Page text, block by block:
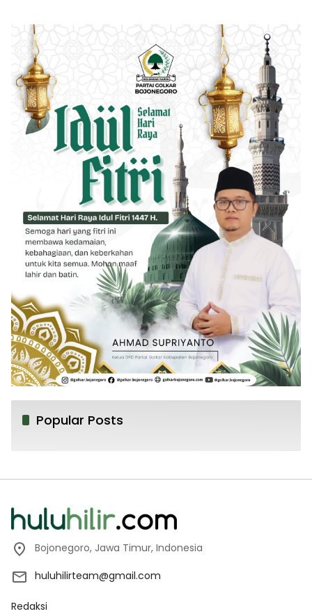
Popular Posts
Bojonegoro, Jawa Timur, Indonesia
huluhilirteam@gmail.com
Redaksi